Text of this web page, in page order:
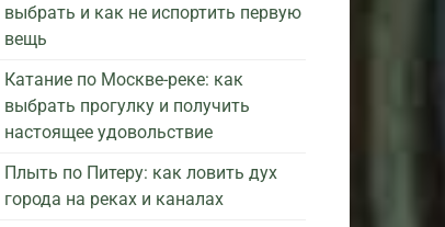
выбрать и как не испортить первую
вещь
Катание по Москве-реке: как
выбрать прогулку и получить
настоящее удовольствие
Плыть по Питеру: как ловить дух
города на реках и каналах